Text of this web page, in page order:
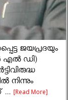
ജയപ്രദയും
എല്‍ ഡി)
നിന്നും
...[Read More]